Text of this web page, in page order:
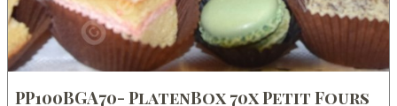
PP100BGA70- PlatenBox 70x Petit Fours